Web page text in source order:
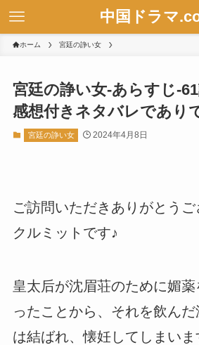
中国ドラマ
ホーム 宮廷の諍い女
宮廷の諍い女-あらすじ-
感想付きネタバレであり
宮廷の諍い女 2024年4月8日
ご訪問いただきありがとうご
クルミットです♪
皇太后が沈眉荘のために媚
ったことから、それを飲ん
は結ばれ、懐妊してしまい